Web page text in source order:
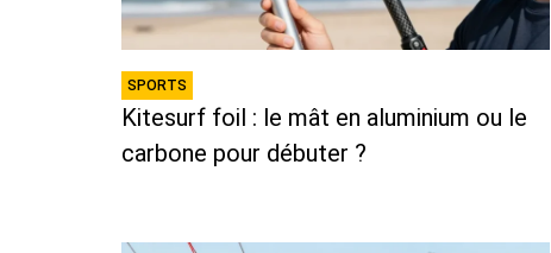
SPORTS
Kitesurf foil : le mât en aluminium ou le
carbone pour débuter ?